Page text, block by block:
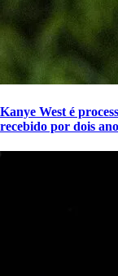
Kanye West é
recebido por dois